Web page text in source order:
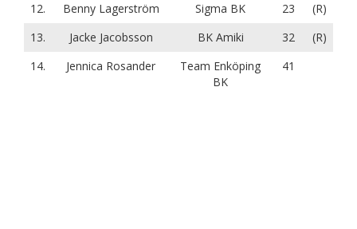
12.
Benny Lagerström Sigma BK 23
(R)
13.
Jacke Jacobsson BK Amiki 32
(R)
14.
Jennica Rosander
Team Enköping
BK
41